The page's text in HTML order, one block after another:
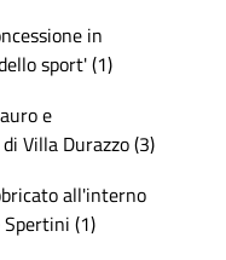
in
sport' (1)
e
Villa Durazzo (3)
all'interno
(1)